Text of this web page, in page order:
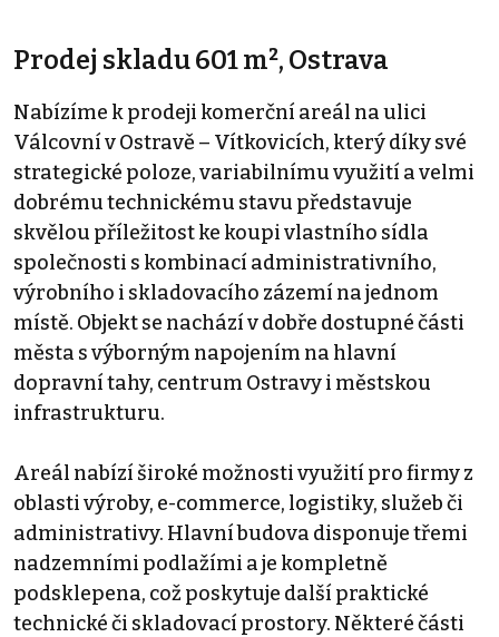
Prodej skladu 601 m², Ostrava
Nabízíme k prodeji komerční areál na ulici
Válcovní v Ostravě – Vítkovicích, který díky své
strategické poloze, variabilnímu využití a velmi
dobrému technickému stavu představuje
skvělou příležitost ke koupi vlastního sídla
společnosti s kombinací administrativního,
výrobního i skladovacího zázemí na jednom
místě. Objekt se nachází v dobře dostupné části
města s výborným napojením na hlavní
dopravní tahy, centrum Ostravy i městskou
infrastrukturu.
Areál nabízí široké možnosti využití pro firmy z
oblasti výroby, e-commerce, logistiky, služeb či
administrativy. Hlavní budova disponuje třemi
nadzemními podlažími a je kompletně
podsklepena, což poskytuje další praktické
technické či skladovací prostory. Některé části